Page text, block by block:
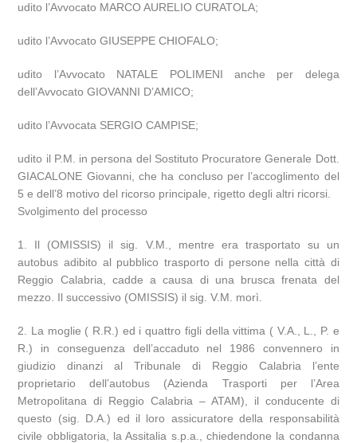
udito l’Avvocato MARCO AURELIO CURATOLA;
udito l’Avvocato GIUSEPPE CHIOFALO;
udito l’Avvocato NATALE POLIMENI anche per delega
dell’Avvocato GIOVANNI D’AMICO;
udito l’Avvocata SERGIO CAMPISE;
udito il P.M. in persona del Sostituto Procuratore Generale Dott.
GIACALONE Giovanni, che ha concluso per l’accoglimento del
5 e dell’8 motivo del ricorso principale, rigetto degli altri ricorsi.
Svolgimento del processo
1. Il (OMISSIS) il sig. V.M., mentre era trasportato su un
autobus adibito al pubblico trasporto di persone nella città di
Reggio Calabria, cadde a causa di una brusca frenata del
mezzo. Il successivo (OMISSIS) il sig. V.M. morì.
2. La moglie ( R.R.) ed i quattro figli della vittima ( V.A., L., P. e
R.) in conseguenza dell’accaduto nel 1986 convennero in
giudizio dinanzi al Tribunale di Reggio Calabria l’ente
proprietario dell’autobus (Azienda Trasporti per l’Area
Metropolitana di Reggio Calabria – ATAM), il conducente di
questo (sig. D.A.) ed il loro assicuratore della responsabilità
civile obbligatoria, la Assitalia s.p.a., chiedendone la condanna